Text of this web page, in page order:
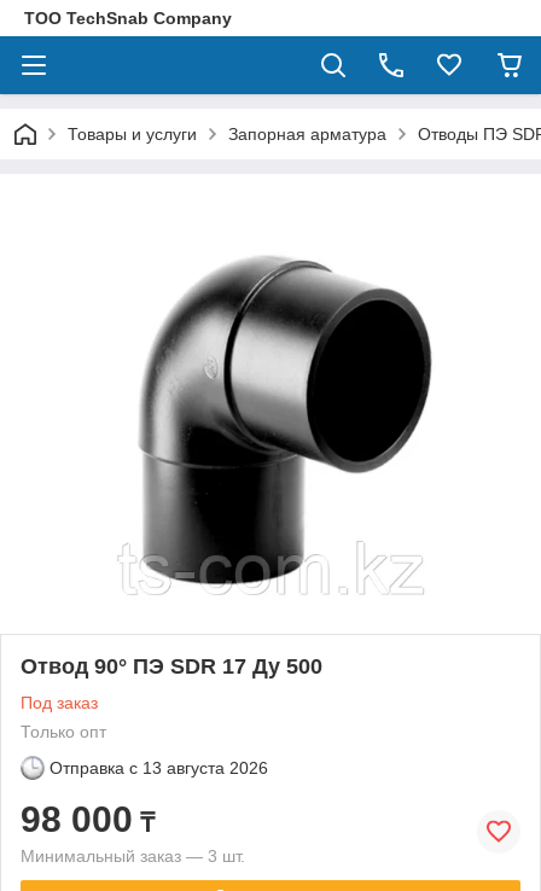
ТОО TechSnab Company
Товары и услуги Запорная арматура Отводы ПЭ
Отвод 90° ПЭ SDR 17 Ду 500
Под заказ
Только опт
Отправка с 13 августа 2026
98 000 ₸
Минимальный заказ — 3 шт.